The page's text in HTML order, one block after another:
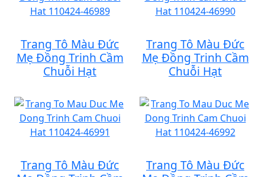
Trang Tô Màu Đức
Mẹ Đồng Trinh Cầm
Chuỗi Hạt
Trang Tô Màu Đức
Mẹ Đồng Trinh Cầm
Chuỗi Hạt
Trang Tô Màu Đức
Trang Tô Màu Đức